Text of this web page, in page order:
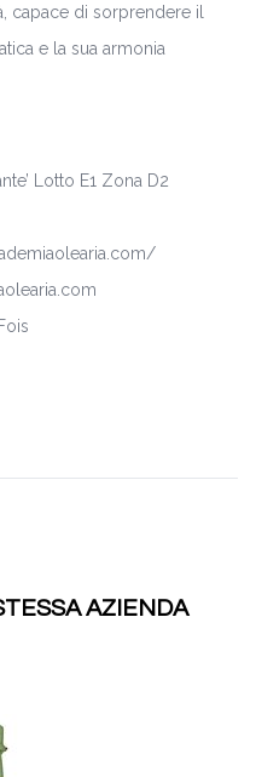
capace di sorprendere il
e la sua armonia
Lotto E1 Zona D2
AZIENDA